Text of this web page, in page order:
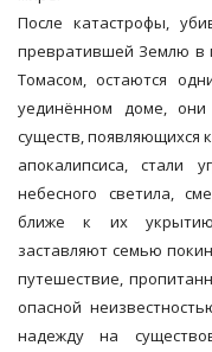
После катастрофы,
превратившей Землю в
Томасом, остаются
уединённом доме,
существ, появляющихся
апокалипсиса, стали
небесного светила,
ближе к их укрытию.
заставляют семью
путешествие,
опасной
надежду на